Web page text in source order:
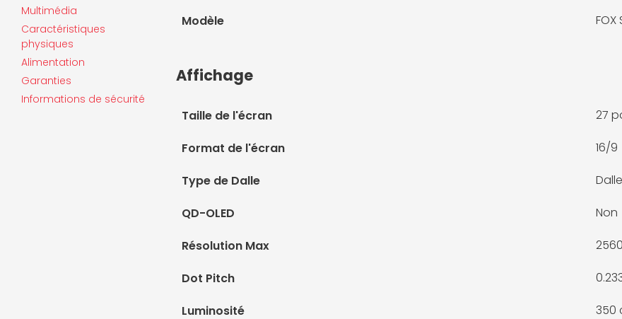
Multimédia
Caractéristiques
physiques
Alimentation
Garanties
Informations de sécurité
Modèle FOX
Affichage
Taille de l'écran 27
Format de l'écran 16/9
Type de Dalle
QD-OLED Non
Résolution Max
Dot Pitch
Luminosité 350